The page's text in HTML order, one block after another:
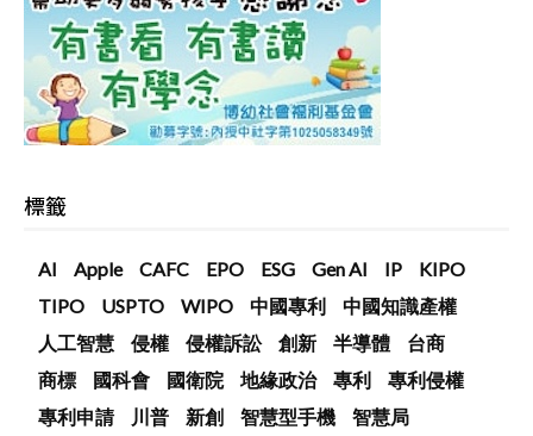
標籤
AI Apple CAFC EPO ESG Gen AI IP
KIPO
TIPO
USPTO WIPO 中國專利
中國知識產權
人工智慧
侵權 侵權訴訟 創新 半導體
台商
商標
國科會 國衛院 地緣政治 專利
專利侵權
專利申請
川普 新創 智慧型手機
智慧局